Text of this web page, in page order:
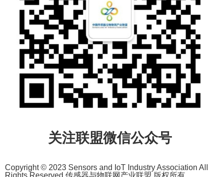
关注联盟微信公众号
Copyright © 2023 Sensors and IoT Industry Association All
Rights Reserved 传感器与物联网产业联盟 版权所有